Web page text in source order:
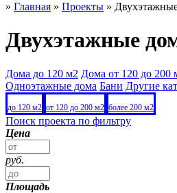
» Главная » Проекты »
Двухэтажные
Дома до 120 м2 Дома от 120 до 200
Одноэтажные дома Бани Другие
до 120 м2 от 120 до 200 м2 более 200 м2
Поиск проекта по фильтру
Цена
руб.
Площадь